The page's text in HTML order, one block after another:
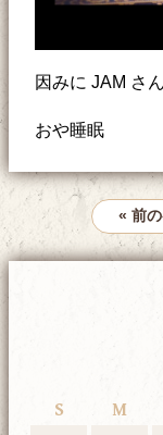
因みに JAM さ
おや睡眠
« 前
S M